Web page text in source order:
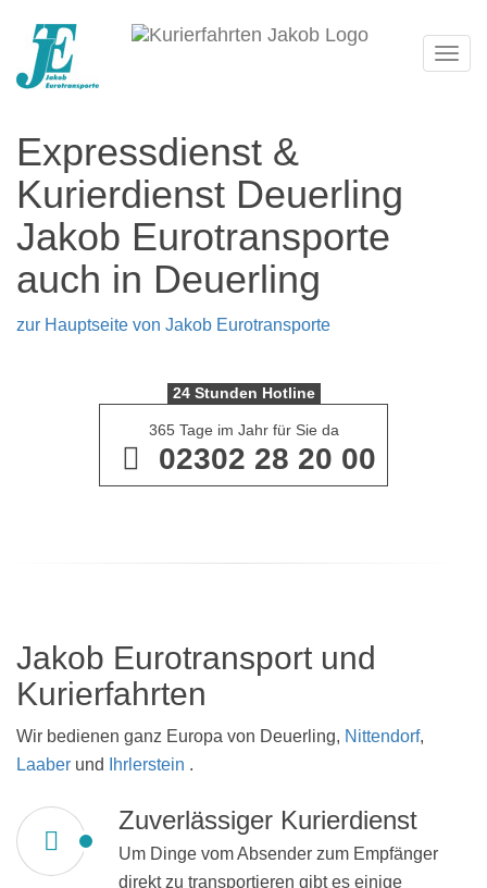
Expressdienst &
Kurierdienst Deuerling
Jakob Eurotransporte
auch in Deuerling
zur Hauptseite von Jakob Eurotransporte
24 Stunden Hotline
365 Tage im Jahr für Sie da
02302 28 20 00
Jakob Eurotransport und
Kurierfahrten
Wir bedienen ganz Europa von Deuerling, Nittendorf,
Laaber und Ihrlerstein .
Zuverlässiger Kurierdienst
Um Dinge vom Absender zum Empfänger
direkt zu transportieren gibt es einige